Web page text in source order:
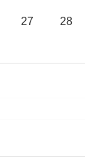
27 28